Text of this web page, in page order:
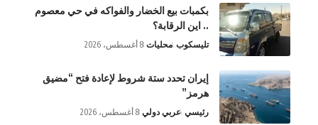
بكمبات بيع الخضار والفواكه في حي معصوم
.. اين الرقابة؟
تليسكوب محليات 8 أغسطس، 2026
إيران تحدد ستة شروط لإعادة فتح “مضيق
هرمز”
رئيسي عربي دولي 8 أغسطس، 2026